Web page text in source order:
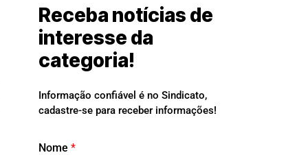
Receba notícias de
interesse da
categoria!
Informação confiável é no Sindicato,
cadastre-se para receber informações!
Nome *